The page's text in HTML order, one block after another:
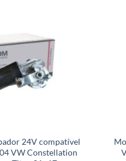
24V compatível
VW Constellation